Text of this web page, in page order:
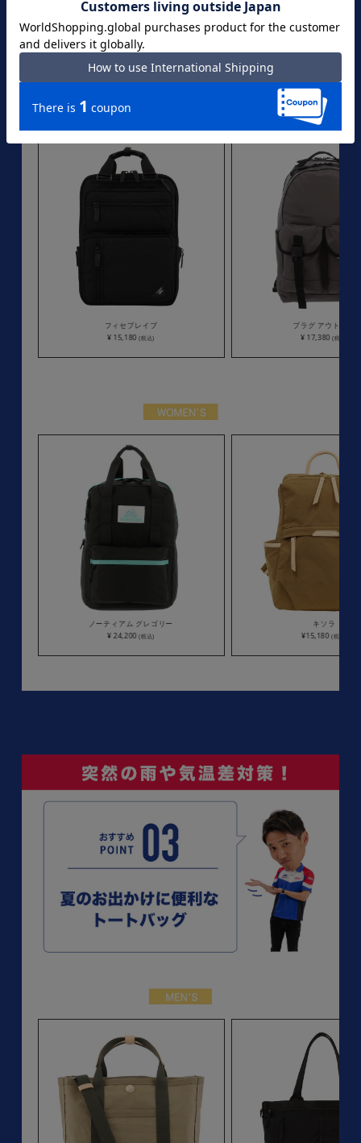
フィセブレイブ
¥ 15,180 (税込)
プラグ アウトドア
¥ 17,380 (税込)
ノーティアム グレゴリー
¥ 24,200 (税込)
キソラ
¥15,180 (税込)